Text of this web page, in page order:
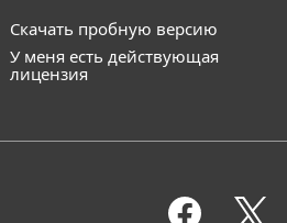
Скачать пробную версию
У меня есть действующая
лицензия